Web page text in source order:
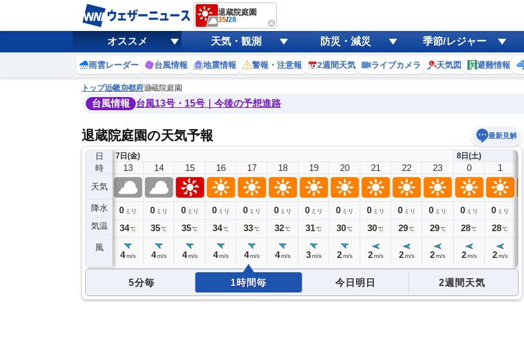
退蔵院庭園
35/28
オススメ 天気・観測 防災・減災 季節/レジャー
雨雲レーダー 台風情報 地震情報 警報・注意報 2週間天気 ライブカメラ 天気図 避難情報
トップ近畿京都府退蔵院庭園
台風情報 台風13号・15号｜今後の予想進路
退蔵院庭園の天気予報 最新見解
日
時
天気
降水
気温
風
7日(金)
12
0ミリ
32℃
13
0 ミリ
34℃
4 m/s
14
0 ミリ
35℃
4 m/s
15
0 ミリ
35℃
4 m/s
16
0 ミリ
34℃
4 m/s
17
0 ミリ
33℃
4 m/s
18
0 ミリ
32℃
4 m/s
19
0 ミリ
31℃
3 m/s
20
0 ミリ
30℃
2 m/s
21
0 ミリ
30℃
2 m/s
22
0 ミリ
29℃
2 m/s
23
0 ミリ
29 ℃
2m/s
8日(土)
0
0 ミリ
28℃
2 m/s
1
0 ミリ
28℃
2 m/s
5分毎 1時間毎 今日明日 2週間天気